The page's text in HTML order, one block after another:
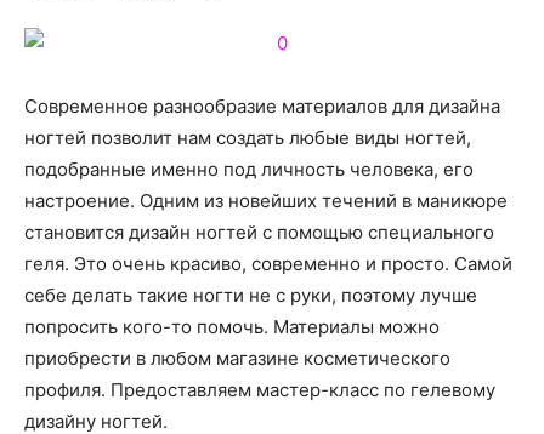
о
нем
Современное разнообразие материалов для дизайна
ногтей позволит нам создать любые виды ногтей,
подобранные именно под личность человека, его
настроение. Одним из новейших течений в маникюре
становится дизайн ногтей с помощью специального
геля. Это очень красиво, современно и просто. Самой
себе делать такие ногти не с руки, поэтому лучше
попросить кого-то помочь. Материалы можно
приобрести в любом магазине косметического
профиля. Предоставляем мастер-класс по гелевому
дизайну ногтей.